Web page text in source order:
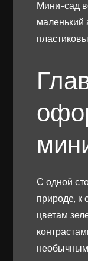
Мини-сад
маленький
С одной
природе,
цветам